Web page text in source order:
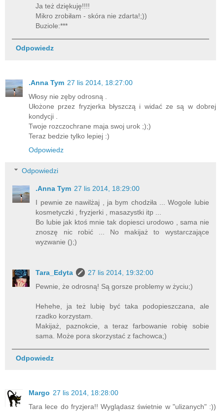
Ja też dziękuję!!!!
Mikro zrobiłam - skóra nie zdarta!;))
Buziole:***
Odpowiedz
.Anna Tym 27 lis 2014, 18:27:00
Włosy nie zęby odrosną .
Ułożone przez fryzjerka błyszczą i widać ze są w dobrej
kondycji .
Twoje rozczochrane maja swoj urok ;);)
Teraz bedzie tylko lepiej :)
Odpowiedz
Odpowiedzi
.Anna Tym 27 lis 2014, 18:29:00
I pewnie ze nawilżaj , ja bym chodziła ... Wogole lubie
kosmetyczki , fryzjerki , masazystki itp ...
Bo lubie jak ktoś mnie tak dopiesci urodowo , sama nie
znoszę nic robić ... No makijaż to wystarczające
wyzwanie ();)
Tara_Edyta
27 lis 2014, 19:32:00
Pewnie, że odrosną! Są gorsze problemy w życiu;)
Hehehe, ja też lubię być taka podopieszczana, ale
rzadko korzystam.
Makijaż, paznokcie, a teraz farbowanie robię sobie
sama. Może pora skorzystać z fachowca;)
Odpowiedz
Margo 27 lis 2014, 18:28:00
Tara lece do fryzjera!! Wyglądasz świetnie w "ulizanych" :))